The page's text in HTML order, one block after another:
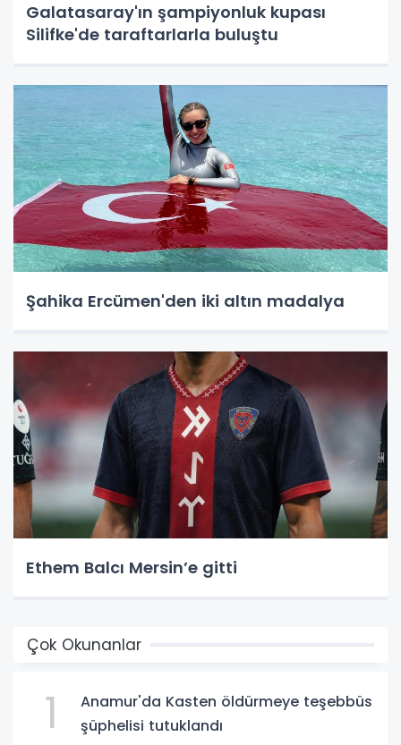
Galatasaray'ın şampiyonluk kupası
Silifke'de taraftarlarla buluştu
Şahika Ercümen'den iki altın madalya
Ethem Balcı Mersin’e gitti
Çok Okunanlar
1
Anamur'da Kasten öldürmeye teşebbüs
şüphelisi tutuklandı